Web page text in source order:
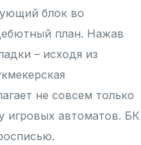
блок во
план. Нажав
– исходя из
не совсем только
игровых автоматов. БК